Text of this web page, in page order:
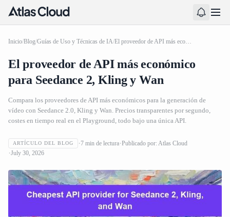
Inicio/Blog/Guías de Uso y Técnicas de IA/ El proveedor de API más económico para Seedance 2, Kling y Wan
El proveedor de API más económico
para Seedance 2, Kling y Wan
Compara los proveedores de API más económicos para la generación de
vídeo con Seedance 2.0, Kling y Wan. Precios transparentes por segundo,
costes en tiempo real en el Playground, todo bajo una única API.
ARTÍCULO DEL BLOG 7 min de lectura Publicado por: Atlas Cloud
July 30, 2026